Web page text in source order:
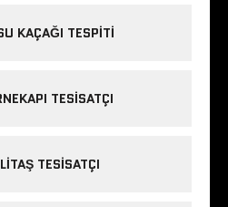
KAÇAĞI TESPITI
TESISATÇI
TESISATÇI